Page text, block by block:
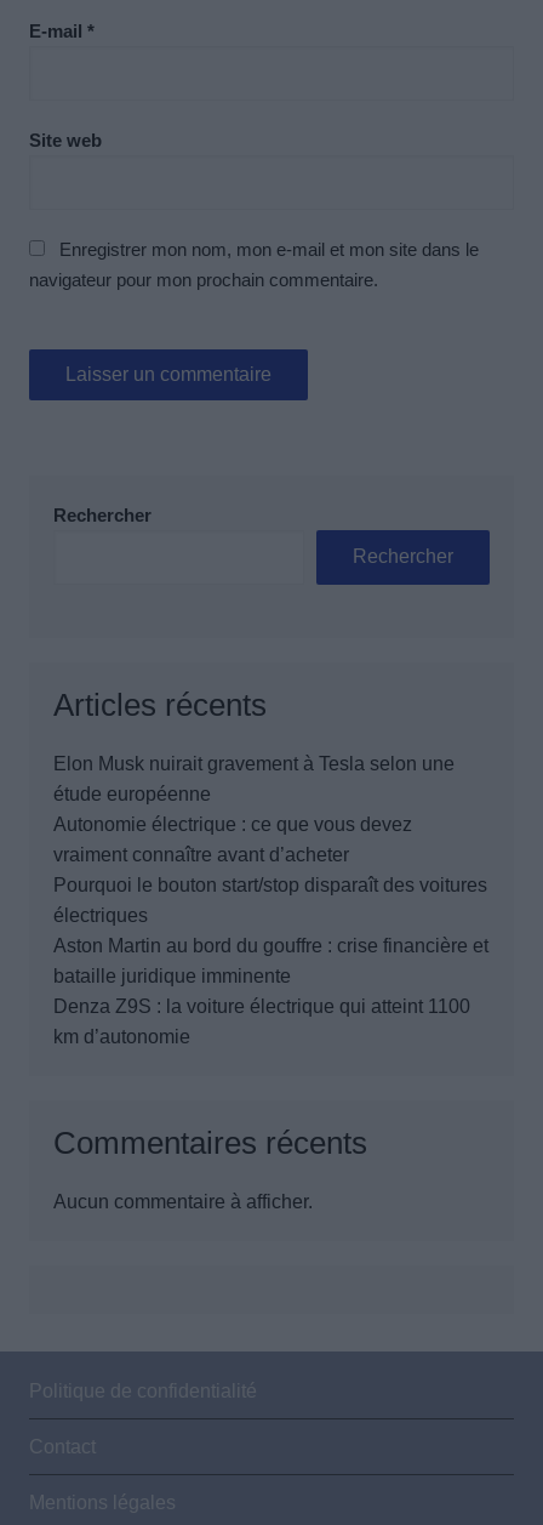
E-mail *
Site web
Enregistrer mon nom, mon e-mail et mon site dans le
navigateur pour mon prochain commentaire.
Rechercher
Rechercher
Articles récents
Elon Musk nuirait gravement à Tesla selon une
étude européenne
Autonomie électrique : ce que vous devez
vraiment connaître avant d’acheter
Pourquoi le bouton start/stop disparaît des voitures
électriques
Aston Martin au bord du gouffre : crise financière et
bataille juridique imminente
Denza Z9S : la voiture électrique qui atteint 1100
km d’autonomie
Commentaires récents
Aucun commentaire à afficher.
Politique de confidentialité
Contact
Mentions légales